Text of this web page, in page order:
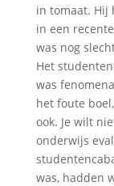
in tomaat. Hij
in een
was nog
Het
was
het foute
ook. Je wilt
onderwijs
was, hadden